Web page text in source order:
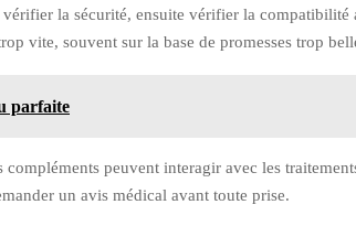
la sécurité, ensuite vérifier la
vite, souvent sur la base de promesses trop
parfaite
peuvent interagir avec les
un avis médical avant toute prise.